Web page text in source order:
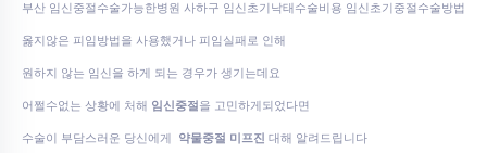
부산 임신중절수술가능한병원 사하구 임신초기낙태수술비용 임신초기중절수술방법
옳지않은 피임방법을 사용했거나 피임실패로 인해
원하지 않는 임신을 하게 되는 경우가 생기는데요
어쩔수없는 상황에 처해 임신중절을 고민하게되었다면
수술이 부담스러운 당신에게 약물중절 미프진 대해 알려드립니다